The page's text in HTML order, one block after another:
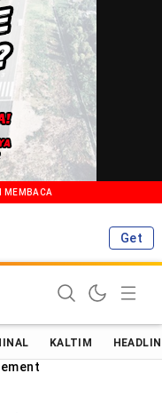
MEMBACA
Get
Terkini!
KALTIM